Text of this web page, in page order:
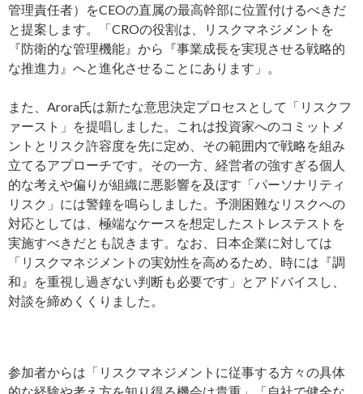
管理責任者）をCEOの直属の最高幹部に位置付けるべきだ
と提案します。「CROの役割は、リスクマネジメントを
『防衛的な管理機能』から『事業成長を実現させる戦略的
な推進力』へと進化させることにあります」。
また、Arora氏は新たな意思決定プロセスとして「リスクフ
ァースト」を提唱しました。これは投資家へのコミットメ
ントとリスク許容度を先に定め、その範囲内で戦略を組み
立てるアプローチです。その一方、経営者の強すぎる個人
的な考えや偏りが組織に悪影響を及ぼす「パーソナリティ
リスク」には警鐘を鳴らしました。予測困難なリスクへの
対応としては、極端なケースを想定したストレステストを
実施すべきだとも説きます。なお、日本企業に対しては
「リスクマネジメントの実効性を高めるため、時には『調
和』を重視し過ぎない判断も必要です」とアドバイスし、
対談を締めくくりました。
参加者からは「リスクマネジメントに従事する方々の具体